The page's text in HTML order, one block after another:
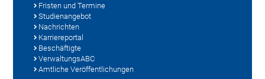
Fristen und Termine
Studienangebot
Nachrichten
Karriereportal
Beschäftigte
VerwaltungsABC
Amtliche Veröffentlichungen